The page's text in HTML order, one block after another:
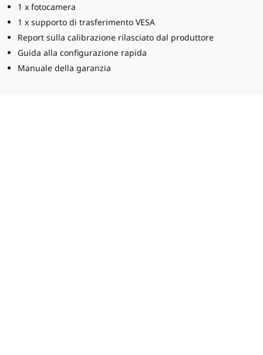
1 x fotocamera
1 x supporto di trasferimento VESA
Report sulla calibrazione rilasciato dal produttore
Guida alla configurazione rapida
Manuale della garanzia